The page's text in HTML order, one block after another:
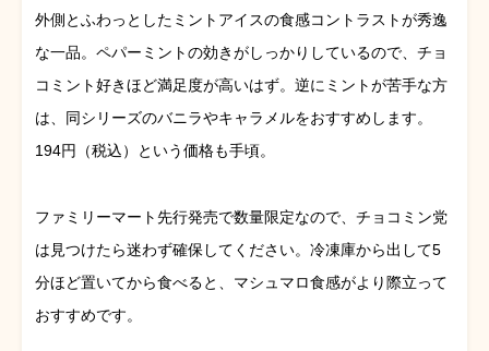
外側とふわっとしたミントアイスの食感コントラストが秀逸
な一品。ペパーミントの効きがしっかりしているので、チョ
コミント好きほど満足度が高いはず。逆にミントが苦手な方
は、同シリーズのバニラやキャラメルをおすすめします。
194円（税込）という価格も手頃。
ファミリーマート先行発売で数量限定なので、チョコミン党
は見つけたら迷わず確保してください。冷凍庫から出して5
分ほど置いてから食べると、マシュマロ食感がより際立って
おすすめです。